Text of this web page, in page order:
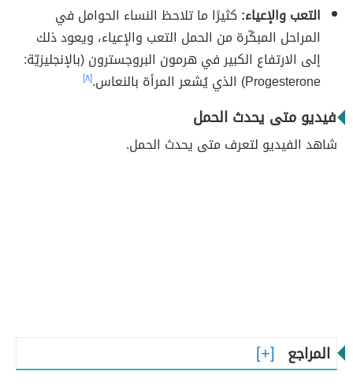
التعب والإعياء: كثيرًا ما تلاحظ النساء الحوامل في
المراحل المبكّرة من الحمل التعب والإعياء، ويعود ذلك
إلى الارتفاع الكبير في هرمون البروجسترون (بالإنجليزيّة:
Progesterone) الذي يُشعر المرأة بالنعاس.
[٨]
فيديو متى يحدث الحمل
شاهد الفيديو لتعرف متى يحدث الحمل.
المراجع